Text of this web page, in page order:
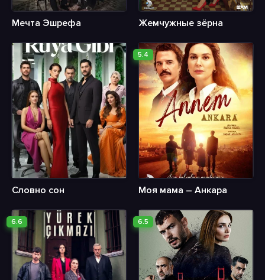
Мечта Эшрефа Жемчужные зёрна
Словно сон
5.4
Моя мама – Анкара
6.6 6.5